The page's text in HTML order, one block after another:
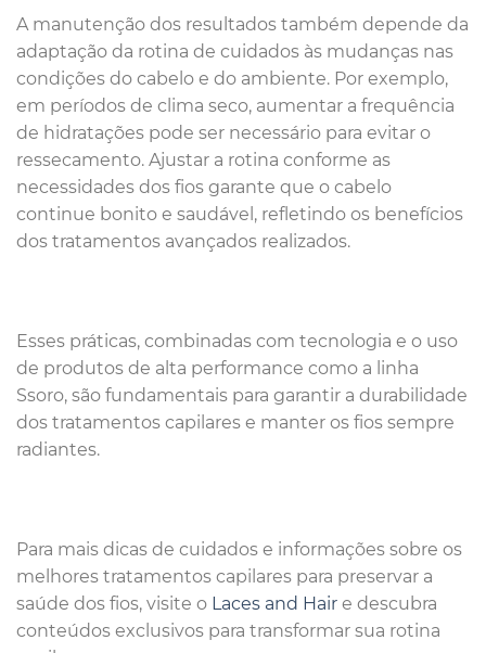
A manutenção dos resultados também depende da
adaptação da rotina de cuidados às mudanças nas
condições do cabelo e do ambiente. Por exemplo,
em períodos de clima seco, aumentar a frequência
de hidratações pode ser necessário para evitar o
ressecamento. Ajustar a rotina conforme as
necessidades dos fios garante que o cabelo
continue bonito e saudável, refletindo os benefícios
dos tratamentos avançados realizados.
Esses práticas, combinadas com tecnologia e o uso
de produtos de alta performance como a linha
Ssoro, são fundamentais para garantir a durabilidade
dos tratamentos capilares e manter os fios sempre
radiantes.
Para mais dicas de cuidados e informações sobre os
melhores tratamentos capilares para preservar a
saúde dos fios, visite o Laces and Hair e descubra
conteúdos exclusivos para transformar sua rotina